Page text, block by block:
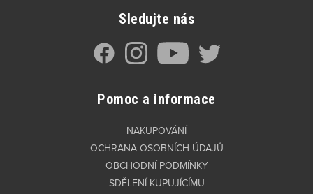
Sledujte nás
Pomoc a informace
NAKUPOVÁNÍ
OCHRANA OSOBNÍCH ÚDAJŮ
OBCHODNÍ PODMÍNKY
SDĚLENÍ KUPUJÍCÍMU